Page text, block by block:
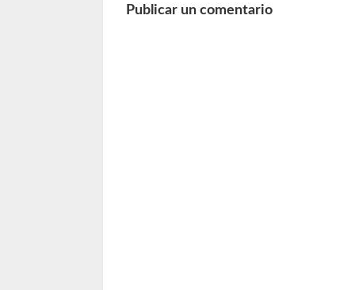
Publicar un comentario